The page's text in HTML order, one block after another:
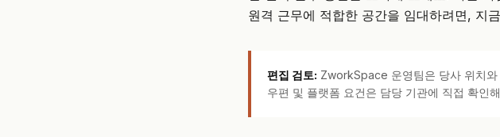
원격 근무에 적합한 공간을 임대하려면, 지
편집 검토: ZworkSpace 운영팀은 당사 위치와
우편 및 플랫폼 요건은 담당 기관에 직접 확인